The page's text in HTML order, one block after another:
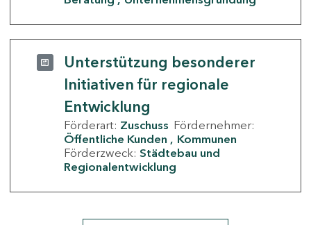
Unterstützung besonderer
Initiativen für regionale
Entwicklung
Förderart: Zuschuss Fördernehmer:
Öffentliche Kunden
Kommunen
Förderzweck: Städtebau und
Regionalentwicklung